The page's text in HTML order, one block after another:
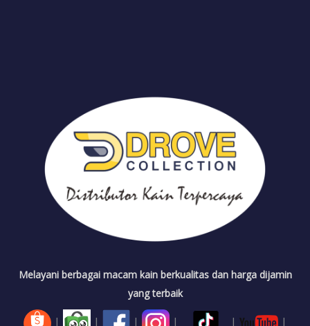
Melayani berbagai macam kain berkualitas dan harga dijamin
yang terbaik
| | | | | |